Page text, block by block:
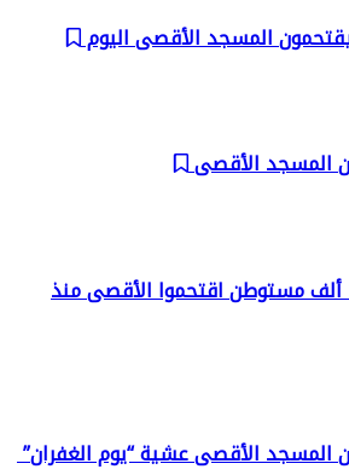
“معطى”: أكثر من 124 ألف مستوطن اقتحموا الأقصى منذ